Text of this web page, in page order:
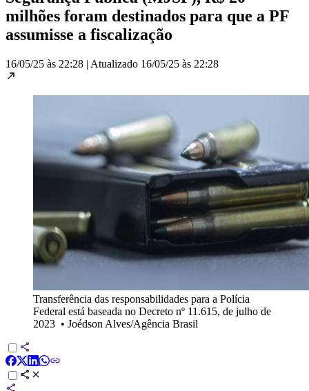
milhões foram destinados para que a PF
assumisse a fiscalização
16/05/25 às 22:28 | Atualizado 16/05/25 às 22:28
Transferência das responsabilidades para a Polícia
Federal está baseada no Decreto nº 11.615, de julho de
2023 • Joédson Alves/Agência Brasil